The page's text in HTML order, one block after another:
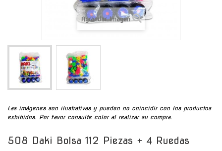
Agrandar Imagen
Las imágenes son ilustrativas y pueden no coincidir con los productos
exhibidos. Por favor consulte color al realizar su compra.
508 Daki Bolsa 112 Piezas + 4 Ruedas